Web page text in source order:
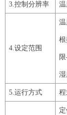
3.控制分辨率
4.设定范围
5.运行方式